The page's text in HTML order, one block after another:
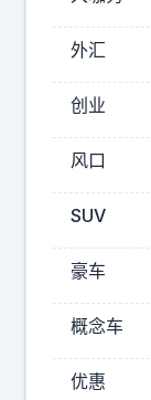
条
地
铁
线
路
了
，
那
交
外汇
创业
风口
SUV
豪车
概念车
优惠